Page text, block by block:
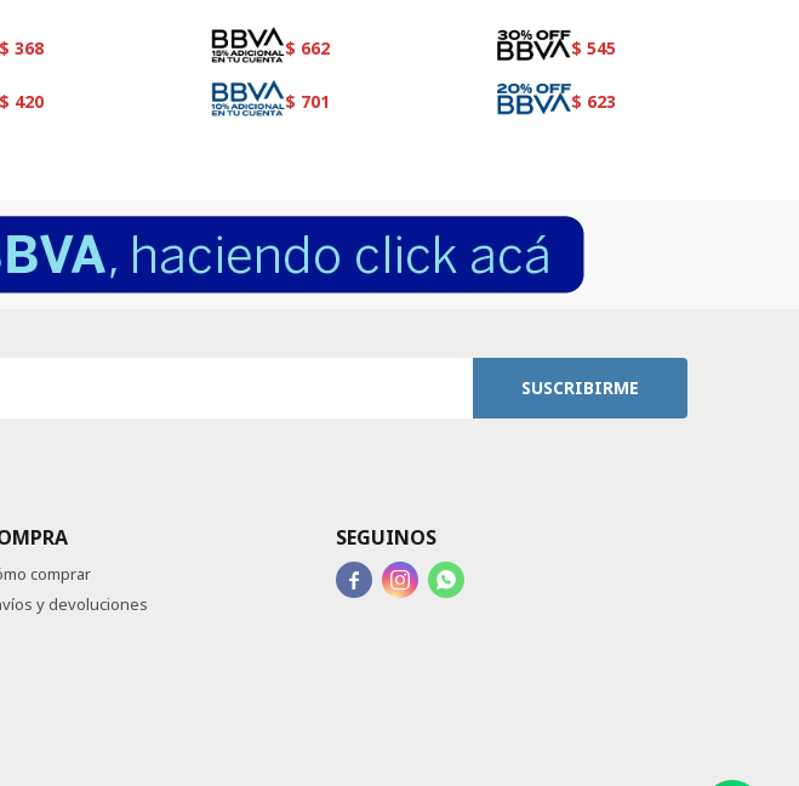
$ 368
$ 420
$ 662
$ 701
$ 545
$ 623
SUSCRIBIRME
comprar
y devoluciones
SEGUINOS
  